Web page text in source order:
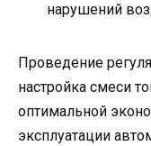
нарушений
Проведение
настройка смеси
оптимальной
эксплуатации